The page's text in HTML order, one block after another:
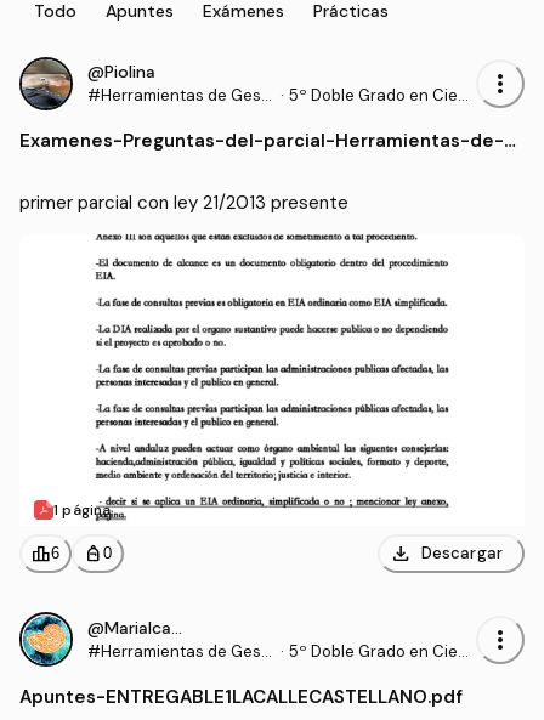
Todo Apuntes Exámenes Prácticas
@Piolina
#Herramientas de Gesti · 5º Doble Grado en Cien
Ambientales (UCA)
more_vert
Examenes-Preguntas-del-parcial-Herramientas-de-g
primer parcial con ley 21/2013 presente
1 página
leaderboard6 personal_bag 0 download Descargar
@Marialcastel
#Herramientas de Gesti · 5º Doble Grado en Cien
Ambientales (UCA)
more_vert
Apuntes-ENTREGABLE1LACALLECASTELLANO.pdf